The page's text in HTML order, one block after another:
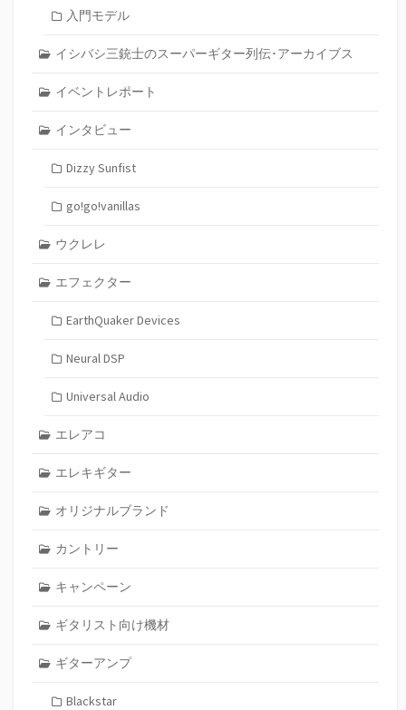
入門モデル
イシバシ三銃士のスーパーギター列伝･アーカイブス
イベントレポート
インタビュー
Dizzy Sunfist
go!go!vanillas
ウクレレ
エフェクター
EarthQuaker Devices
Neural DSP
Universal Audio
エレアコ
エレキギター
オリジナルブランド
カントリー
キャンペーン
ギタリスト向け機材
ギターアンプ
Blackstar